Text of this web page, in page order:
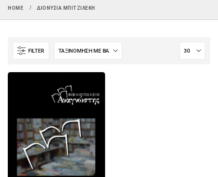
HOME ΔΙΟΝΥΣΊΑ ΜΠΙΤΖΙΛΈΚΗ
FILTER